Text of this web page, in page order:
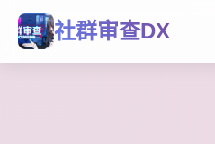
社群审查DX